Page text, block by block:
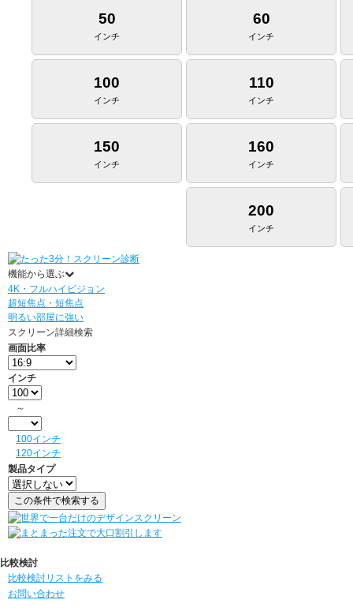
50
インチ
60
インチ
100
インチ
110
インチ
150
インチ
160
インチ
200
インチ
機能から選ぶ
4K・フルハイビジョン
超短焦点・短焦点
明るい部屋に強い
スクリーン詳細検索
画面比率
インチ
～
100インチ
120インチ
製品タイプ
比較検討
比較検討リストをみる
お問い合わせ